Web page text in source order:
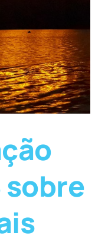
sobre